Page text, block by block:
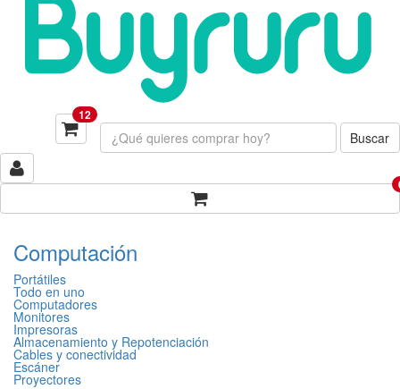
12
Computación
Portátiles
Todo en uno
Computadores
Monitores
Impresoras
Almacenamiento y Repotenciación
Cables y conectividad
Escáner
Proyectores